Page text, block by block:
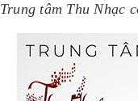
Trung tâm Thu Nhạc